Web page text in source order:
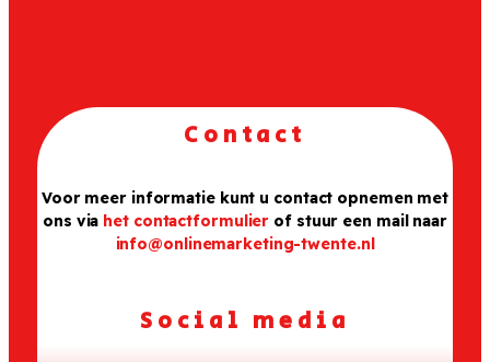
Contact
Voor meer informatie kunt u contact opnemen met
ons via het contactformulier of stuur een mail naar
info@onlinemarketing-twente.nl
Social media